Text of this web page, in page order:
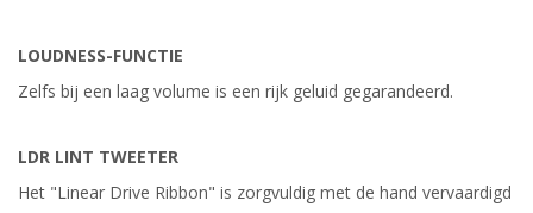
LOUDNESS-FUNCTIE
Zelfs bij een laag volume is een rijk geluid gegarandeerd.
LDR LINT TWEETER
Het "Linear Drive Ribbon" is zorgvuldig met de hand vervaardigd